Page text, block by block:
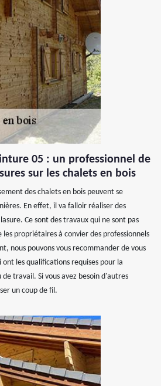
05 : un professionnel de
sur les chalets en bois
des chalets en bois peuvent se
En effet, il va falloir réaliser des
Ce sont des travaux qui ne sont pas
les propriétaires à convier des professionnels
nous pouvons vous recommander de vous
ont les qualifications requises pour la
travail. Si vous avez besoin d'autres
un coup de fil.